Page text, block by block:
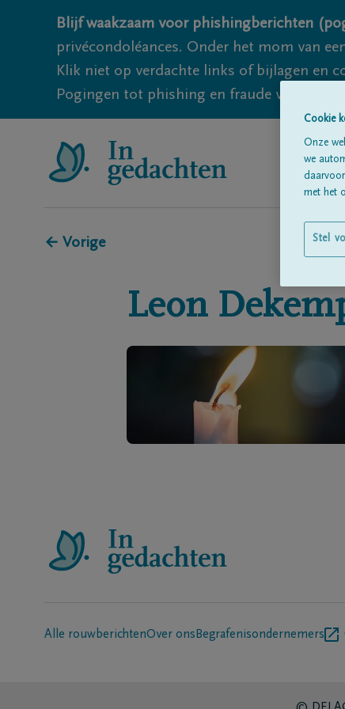
Blijf waakzaam voor phishingberichten
privécondoléances. Onder het mom van
Klik niet op verdachte links of bijlagen en
Pogingen tot phishing en fraude vallen
← Vorige
Leon
Alle rouwberichtenOver ons Begrafenisondernemers
Cookie
Onze
we
met het
Stel